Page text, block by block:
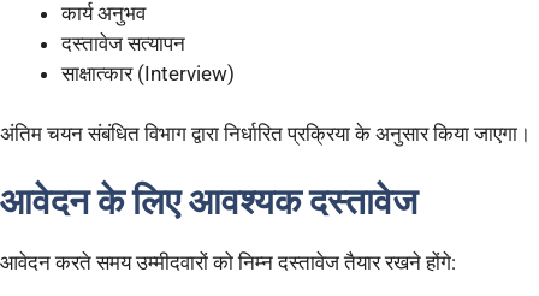
कार्य अनुभव
दस्तावेज सत्यापन
साक्षात्कार (Interview)
अंतिम चयन संबंधित विभाग द्वारा निर्धारित प्रक्रिया के अनुसार किया जाएगा।
आवेदन के लिए आवश्यक दस्तावेज
आवेदन करते समय उम्मीदवारों को निम्न दस्तावेज तैयार रखने होंगे: